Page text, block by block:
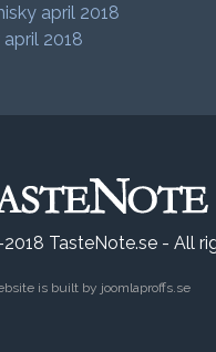
april 2018
2018
TasteNote.se - All
is built by joomlaproffs.se